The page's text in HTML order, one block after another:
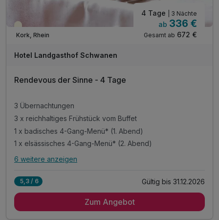
Teilweise ausgelastet
Kork, Rhein
4 Tage | 3 Nächte
ab 336 €
Gesamt ab 672 €
Hotel Landgasthof Schwanen
Rendevous der Sinne - 4 Tage
3 Übernachtungen
3 x reichhaltiges Frühstück vom Buffet
1 x badisches 4-Gang-Menü* (1. Abend)
1 x elsässisches 4-Gang-Menü* (2. Abend)
Alle Inklusivleistungen
3 x reichhaltiges Frühstück vom Buffet
6 weitere anzeigen
5,3 / 6 Gültig bis 31.12.2026
Zum Angebot